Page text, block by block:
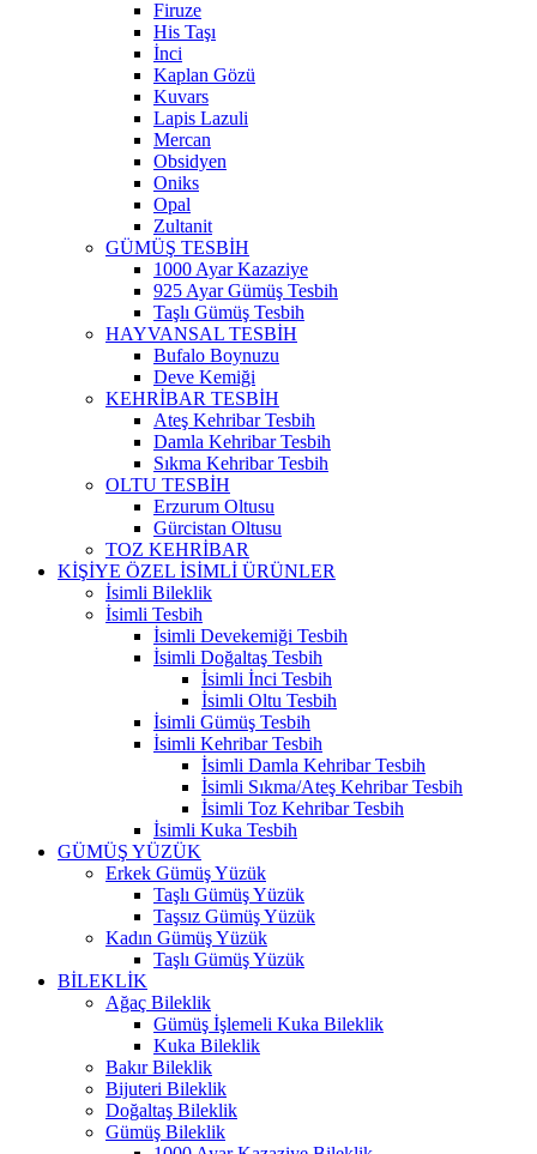
Firuze
His Taşı
İnci
Kaplan Gözü
Kuvars
Lapis Lazuli
Mercan
Obsidyen
Oniks
Opal
Zultanit
GÜMÜŞ TESBİH
1000 Ayar Kazaziye
925 Ayar Gümüş Tesbih
Taşlı Gümüş Tesbih
HAYVANSAL TESBİH
Bufalo Boynuzu
Deve Kemiği
KEHRİBAR TESBİH
Ateş Kehribar Tesbih
Damla Kehribar Tesbih
Sıkma Kehribar Tesbih
OLTU TESBİH
Erzurum Oltusu
Gürcistan Oltusu
TOZ KEHRİBAR
KİŞİYE ÖZEL İSİMLİ ÜRÜNLER
İsimli Bileklik
İsimli Tesbih
İsimli Devekemiği Tesbih
İsimli Doğaltaş Tesbih
İsimli İnci Tesbih
İsimli Oltu Tesbih
İsimli Gümüş Tesbih
İsimli Kehribar Tesbih
İsimli Damla Kehribar Tesbih
İsimli Sıkma/Ateş Kehribar Tesbih
İsimli Toz Kehribar Tesbih
İsimli Kuka Tesbih
GÜMÜŞ YÜZÜK
Erkek Gümüş Yüzük
Taşlı Gümüş Yüzük
Taşsız Gümüş Yüzük
Kadın Gümüş Yüzük
Taşlı Gümüş Yüzük
BİLEKLİK
Ağaç Bileklik
Gümüş İşlemeli Kuka Bileklik
Kuka Bileklik
Bakır Bileklik
Bijuteri Bileklik
Doğaltaş Bileklik
Gümüş Bileklik